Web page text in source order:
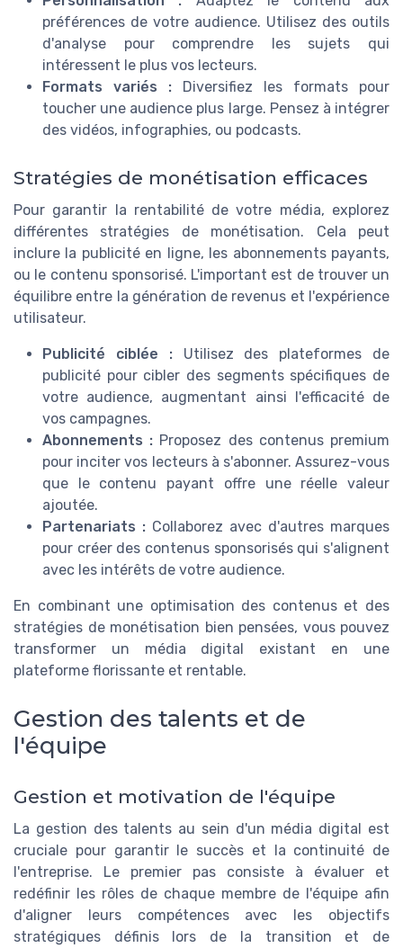
préférences de votre audience. Utilisez des outils
d'analyse pour comprendre les sujets qui
intéressent le plus vos lecteurs.
Formats variés : Diversifiez les formats pour
toucher une audience plus large. Pensez à intégrer
des vidéos, infographies, ou podcasts.
Stratégies de monétisation efficaces
Pour garantir la rentabilité de votre média, explorez
différentes stratégies de monétisation. Cela peut
inclure la publicité en ligne, les abonnements payants,
ou le contenu sponsorisé. L'important est de trouver un
équilibre entre la génération de revenus et l'expérience
utilisateur.
Publicité ciblée :Utilisez des plateformes de
publicité pour cibler des segments spécifiques de
votre audience, augmentant ainsi l'efficacité de
vos campagnes.
Abonnements : Proposez des contenus premium
pour inciter vos lecteurs à s'abonner. Assurez-vous
que le contenu payant offre une réelle valeur
ajoutée.
Partenariats : Collaborez avec d'autres marques
pour créer des contenus sponsorisés qui s'alignent
avec les intérêts de votre audience.
En combinant une optimisation des contenus et des
stratégies de monétisation bien pensées, vous pouvez
transformer un média digital existant en une
plateforme florissante et rentable.
Gestion des talents et de
l'équipe
Gestion et motivation de l'équipe
La gestion des talents au sein d'un média digital est
cruciale pour garantir le succès et la continuité de
l'entreprise. Le premier pas consiste à évaluer et
redéfinir les rôles de chaque membre de l'équipe afin
d'aligner leurs compétences avec les objectifs
stratégiques définis lors de la transition et de